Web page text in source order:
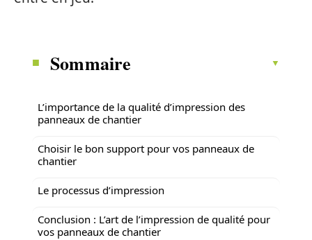
Sommaire
L’importance de la qualité d’impression des
panneaux de chantier
Choisir le bon support pour vos panneaux de
chantier
Le processus d’impression
Conclusion : L’art de l’impression de qualité pour
vos panneaux de chantier